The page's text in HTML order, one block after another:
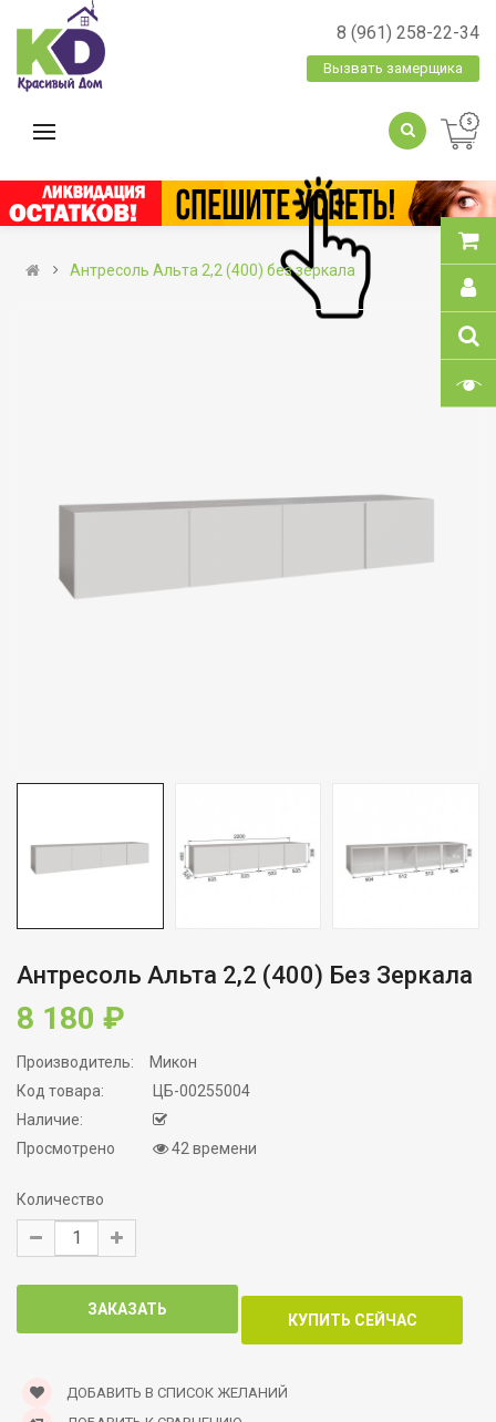
8 (961) 258-22-34
Вызвать замерщика
Антресоль Альта 2,2 (400) без зеркала
Антресоль Альта 2,2 (400) Без Зеркала
8 180 ₽
Производитель:
Микон
Код товара:
ЦБ-00255004
Наличие:
Просмотрено
42 времени
Количество
ДОБАВИТЬ В СПИСОК ЖЕЛАНИЙ